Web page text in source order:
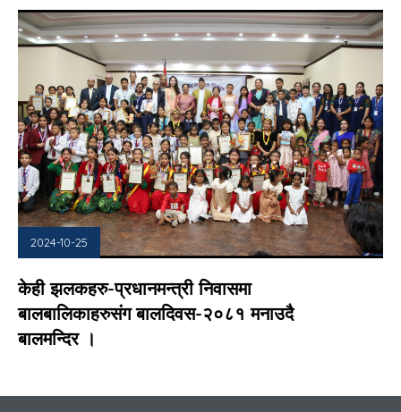
2024-10-25
केही झलकहरु-प्रधानमन्त्री निवासमा
बालबालिकाहरुसंग बालदिवस-२०८१ मनाउदै
बालमन्दिर ।